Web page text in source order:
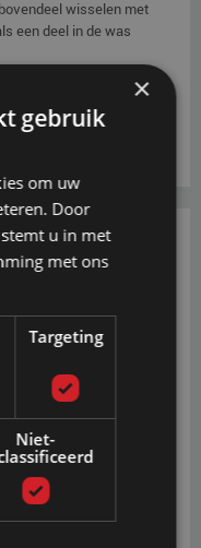
wisselen met
een deel in de was
zijn met
Hierdoor blijft het model
en de warmte-isolatie
×
gebruik
om uw
Door
u in met
met ons
Targeting
Niet-